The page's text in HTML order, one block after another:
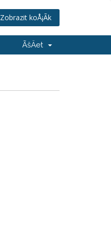
Zobrazit koÅ¡Ã­k
ÃšÄet